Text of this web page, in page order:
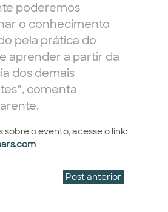
poderemos
o conhecimento
pela prática do
aprender a partir da
dos demais
comenta
sobre o evento, acesse o link:
Post anterior